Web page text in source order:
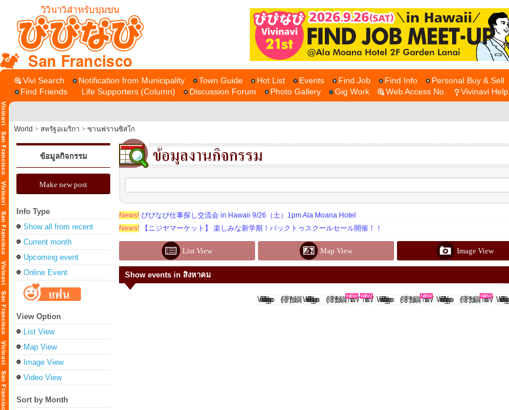
San Francisco
Vivi Search Notification from Municipality Town Guide Hot List Events Find Job Find Info Personal Buy & Sell
Find Friends
Life Supporters (Column) Discussion Forum Photo Gallery Gig Work Web Access No. Vivinavi Help
World > สหรัฐอเมริกา > ซานฟรานซิสโก
ข้อมูลกิจกรรม
Make new post
Info Type
Show all from recent
Current month
Upcoming event
Online Event
View Option
List View
Map View
Image View
Video View
Sort by Month
News! びびなび仕事探し交流会 in Hawaii 9/26（土）1pm Ala Moana Hotel
News!
【ニジヤマーケット】 楽しみな新学期！バックトゥスクールセール開催！！
List View Map View Image View
Show events in สิงหาคม